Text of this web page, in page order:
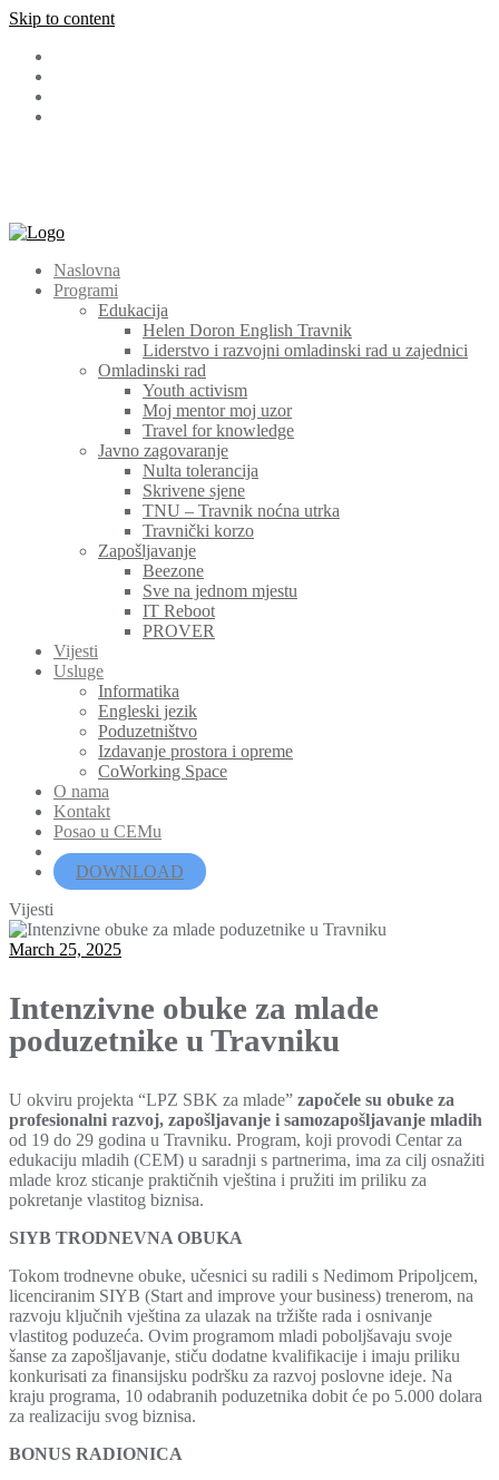
Skip to content
Naslovna
Programi
Edukacija
Helen Doron English Travnik
Liderstvo i razvojni omladinski rad u zajednici
Omladinski rad
Youth activism
Moj mentor moj uzor
Travel for knowledge
Javno zagovaranje
Nulta tolerancija
Skrivene sjene
TNU – Travnik noćna utrka
Travnički korzo
Zapošljavanje
Beezone
Sve na jednom mjestu
IT Reboot
PROVER
Vijesti
Usluge
Informatika
Engleski jezik
Poduzetništvo
Izdavanje prostora i opreme
CoWorking Space
O nama
Kontakt
Posao u CEMu
DOWNLOAD
Vijesti
March 25, 2025
Intenzivne obuke za mlade
poduzetnike u Travniku
U okviru projekta “LPZ SBK za mlade” započele su obuke za
profesionalni razvoj, zapošljavanje i samozapošljavanje mladih
od 19 do 29 godina u Travniku. Program, koji provodi Centar za
edukaciju mladih (CEM) u saradnji s partnerima, ima za cilj osnažiti
mlade kroz sticanje praktičnih vještina i pružiti im priliku za
pokretanje vlastitog biznisa.
SIYB TRODNEVNA OBUKA
Tokom trodnevne obuke, učesnici su radili s Nedimom Pripoljcem,
licenciranim SIYB (Start and improve your business) trenerom, na
razvoju ključnih vještina za ulazak na tržište rada i osnivanje
vlastitog poduzeća. Ovim programom mladi poboljšavaju svoje
šanse za zapošljavanje, stiču dodatne kvalifikacije i imaju priliku
konkurisati za finansijsku podršku za razvoj poslovne ideje. Na
kraju programa, 10 odabranih poduzetnika dobit će po 5.000 dolara
za realizaciju svog biznisa.
BONUS RADIONICA